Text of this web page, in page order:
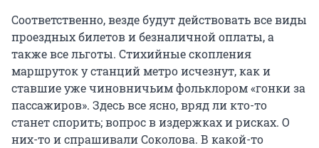
Соответственно, везде будут действовать все виды
проездных билетов и безналичной оплаты, а
также все льготы. Стихийные скопления
маршруток у станций метро исчезнут, как и
ставшие уже чиновничьим фольклором «гонки за
пассажиров». Здесь все ясно, вряд ли кто-то
станет спорить; вопрос в издержках и рисках. О
них-то и спрашивали Соколова. В какой-то